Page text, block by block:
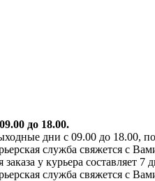
до 18.00.
дни с 09.00 до 18.00,
служба свяжется с
у курьера составляет
служба свяжется с